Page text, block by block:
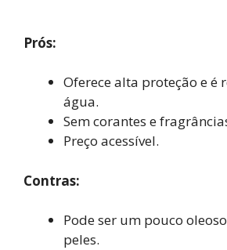
Prós:
Oferece alta proteção e é
água.
Sem corantes e
Preço acessível.
Contras:
Pode ser um pouco
peles.